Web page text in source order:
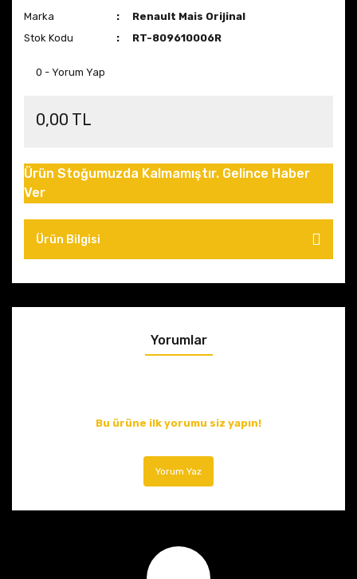
Marka
Renault Mais Orijinal
Stok Kodu
RT-809610006R
0 - Yorum Yap
0,00 TL
Ürün Stoğumuzda Kalmamıştır. Gelince Haber
Ver
Ürün Bilgisi
Yorumlar
Bu ürüne ilk yorumu siz yapın!
Yorum Yaz